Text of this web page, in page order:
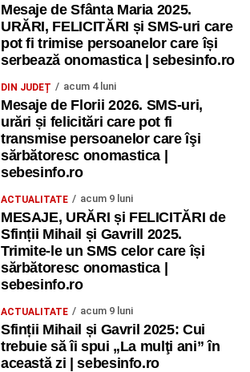
Mesaje de Sfânta Maria 2025.
URĂRI, FELICITĂRI și SMS-uri care
pot fi trimise persoanelor care își
serbează onomastica | sebesinfo.ro
DIN JUDEȚ acum 4 luni
Mesaje de Florii 2026. SMS-uri,
urări și felicitări care pot fi
transmise persoanelor care îşi
sărbătoresc onomastica |
sebesinfo.ro
ACTUALITATE acum 9 luni
MESAJE, URĂRI și FELICITĂRI de
Sfinții Mihail și Gavrill 2025.
Trimite-le un SMS celor care își
sărbătoresc onomastica |
sebesinfo.ro
ACTUALITATE acum 9 luni
Sfinții Mihail și Gavril 2025: Cui
trebuie să îi spui „La mulţi ani” în
această zi | sebesinfo.ro